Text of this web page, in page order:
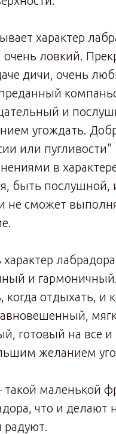
характер
ловкий.
дичи, очень
и
угождать.
или пугливости"
в
быть
не сможет
и
когда отдыхать, и
готовый на все и
желанием
маленькой
что и делают